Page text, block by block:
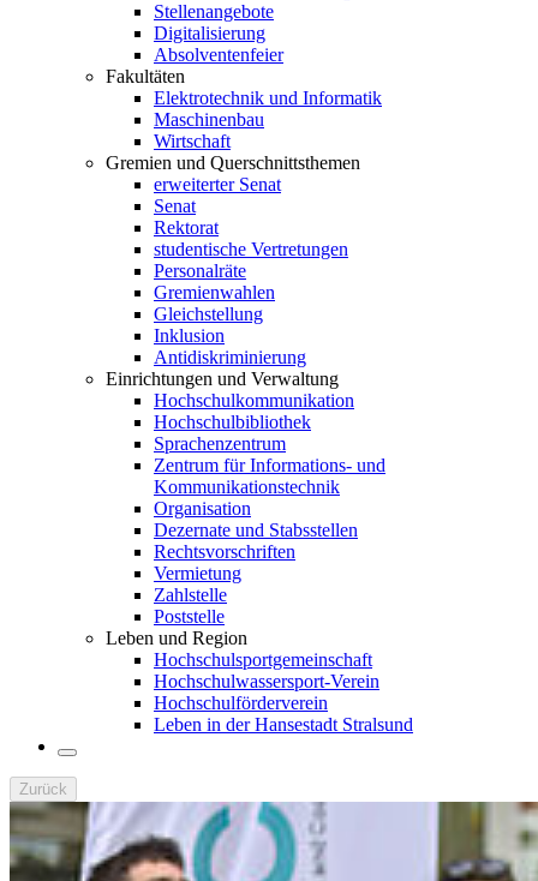
Stellenangebote
Digitalisierung
Absolventenfeier
Fakultäten
Elektrotechnik und Informatik
Maschinenbau
Wirtschaft
Gremien und Querschnittsthemen
erweiterter Senat
Senat
Rektorat
studentische Vertretungen
Personalräte
Gremienwahlen
Gleichstellung
Inklusion
Antidiskriminierung
Einrichtungen und Verwaltung
Hochschulkommunikation
Hochschulbibliothek
Sprachenzentrum
Zentrum für Informations- und
Kommunikationstechnik
Organisation
Dezernate und Stabsstellen
Rechtsvorschriften
Vermietung
Zahlstelle
Poststelle
Leben und Region
Hochschulsportgemeinschaft
Hochschulwassersport-Verein
Hochschulförderverein
Leben in der Hansestadt Stralsund
Zurück